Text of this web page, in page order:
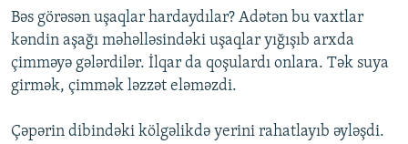
Bəs görəsən uşaqlar hardaydılar? Adətən bu vaxtlar
kəndin aşağı məhəlləsindəki uşaqlar yığışıb arxda
çimməyə gələrdilər. İlqar da qoşulardı onlara. Tək suya
girmək, çimmək ləzzət eləməzdi.
Çəpərin dibindəki kölgəlikdə yerini rahatlayıb əyləşdi.